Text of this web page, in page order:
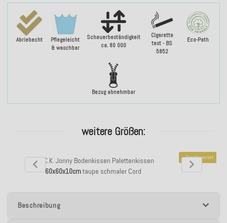
Abriebecht
Pflegeleicht
& waschbar
Scheuerbeständigkeit
ca. 80 000
Cigarette
test - BS
5852
Eco-Path
Bezug abnehmbar
weitere Größen:
H.O.C.K. Jonny Bodenkissen Palettenkissen
60x60x10cmtaupe schmaler Cord
Top bewertet
H.O.C.K.
Beschreibung